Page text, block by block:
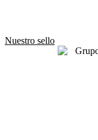
Nuestro sello